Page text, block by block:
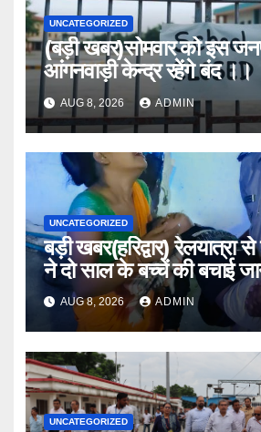
UNCATEGORIZED
(बड़ी खबर)सोमवार को इस
आंगनवाड़ी केन्द्र रहेंगे बंद ।।
AUG 8, 2026 ADMIN
UNCATEGORIZED
बड़ी खबर(हरिद्वार) रेलयात्रा
ने दो साल के बच्चें की बचाई
AUG 8, 2026 ADMIN
UNCATEGORIZED